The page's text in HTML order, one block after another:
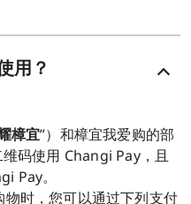
用？
樟宜”）和樟宜我爱购的部
码使用 Changi Pay，且
Pay。
时，您可以通过下列支付